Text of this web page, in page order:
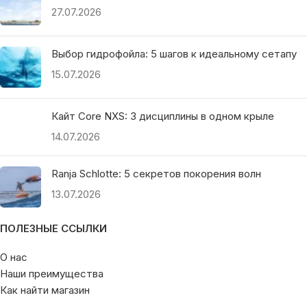
27.07.2026
Выбор гидрофойла: 5 шагов к идеальному сетапу
15.07.2026
Кайт Core NXS: 3 дисциплины в одном крыле
14.07.2026
Ranja Schlotte: 5 секретов покорения волн
13.07.2026
ПОЛЕЗНЫЕ ССЫЛКИ
О нас
Наши преимущества
Как найти магазин